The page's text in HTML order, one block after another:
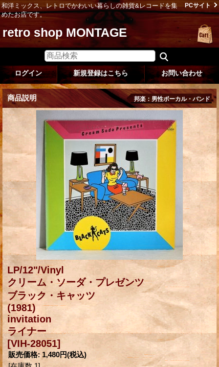
和洋ミックス、レトロでかわいい暮らしの雑貨&レコードを集
めたお店です。
PCサイト
retro shop MONTAGE
ログイン 新規登録はこちら お問い合わせ
商品説明 邦楽：男性ボーカル・バンド
LP/12"/Vinyl
クリーム・ソーダ・プレゼンツ
ブラック・キャッツ
(1981)
invitation
ライナー
[VIH-28051]
販売価格: 1,480円(税込)